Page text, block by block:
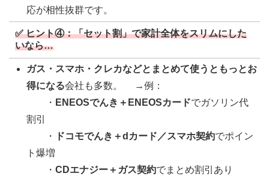
応が相性抜群です。
✅ ヒント④：「セット割」で家計全体をスリムにした
いなら…
ガス・スマホ・クレカなどとまとめて使うともっとお
得になる会社も多数。 →例：
・ ENEOSでんき＋ENEOSカードでガソリン代
割引
・
ドコモでんき＋dカード／スマホ契約でポイン
ト爆増
・CDエナジー＋ガス契約でまとめ割引あり